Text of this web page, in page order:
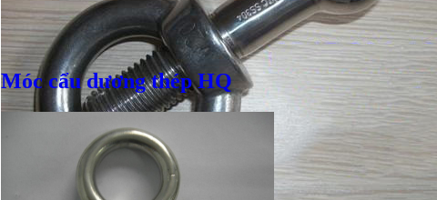
Móc cẩu dương thép HQ